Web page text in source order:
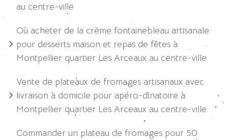
au centre-ville
Où acheter de la crème fontainebleau artisanale
pour desserts maison et repas de fêtes à
Montpellier quartier Les Arceaux au centre-ville
Vente de plateaux de fromages artisanaux avec
livraison à domicile pour apéro-dînatoire à
Montpellier quartier Les Arceaux au centre-ville
Commander un plateau de fromages pour 50